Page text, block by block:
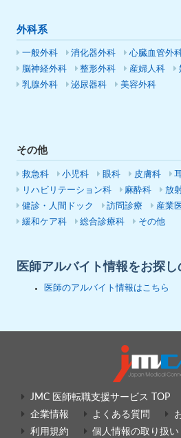
外科系
一般外科 消化器外科 心臓血管外
脳神経外科
整形外科 産婦人科
乳腺外科
泌尿器科 美容外科
その他
救急科 小児科 眼科 皮膚科
リハビリテーション科
麻酔科 放
健診・人間ドック
訪問診療 産業
緩和ケア科
総合診療科 その他
医師アルバイト情報をお探し
医師のアルバイト情報はこちら
JMC 医師転職支援サービス TOP
企業情報
よくある質問
利用規約
個人情報の取り扱い